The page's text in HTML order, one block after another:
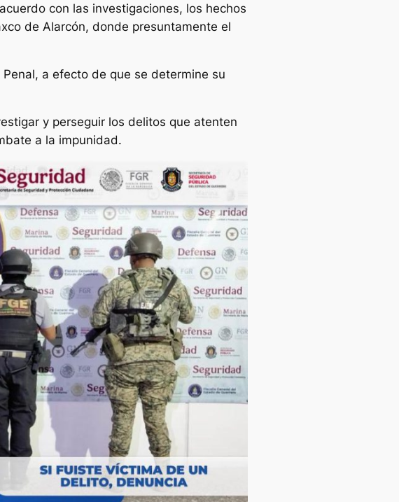
con las investigaciones, los hechos
de Alarcón, donde presuntamente el
a efecto de que se determine su
y perseguir los delitos que atenten
a la impunidad.